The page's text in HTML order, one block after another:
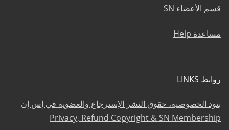
قسم الأعضاء SN
مساعدة Help
روابط LINKS
بنود الخصوصية، حقوق النشر الإسترجاع والعضوية في إس إن
Privacy, Refund Copyright & SN Membership